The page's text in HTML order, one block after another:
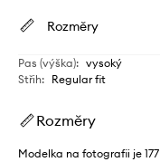
Rozměry
Pas (výška): vysoký
Střih: Regular fit
Rozměry
Modelka na fotografii je